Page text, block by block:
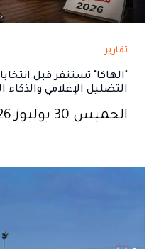
تقارير
التضليل الإعلامي
الخميس 30 يوليوز 2026